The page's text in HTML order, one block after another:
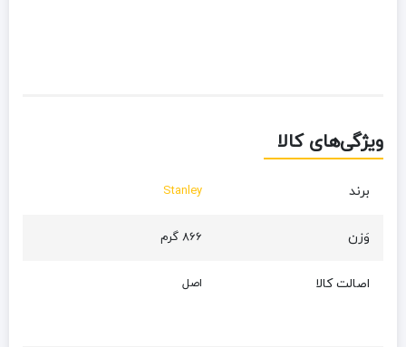
ویژگی‌های کالا
برند Stanley
وَزن 866 گرم
اصالت کالا اصل